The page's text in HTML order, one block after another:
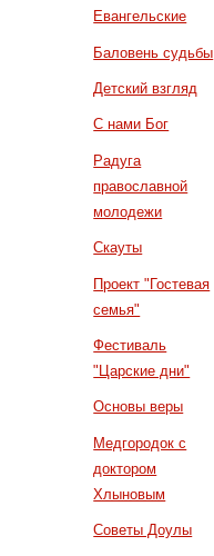
Евангельские
Баловень судьбы
Детский взгляд
С нами Бог
Радуга
православной
молодежи
Скауты
Проект "Гостевая
семья"
Фестиваль
"Царские дни"
Основы веры
Медгородок с
доктором
Хлыновым
Советы Доулы